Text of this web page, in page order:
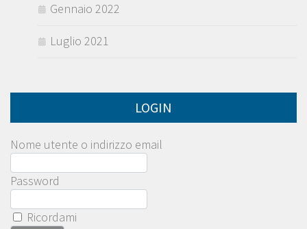
Gennaio 2022
Luglio 2021
LOGIN
Nome utente o indirizzo email
Password
Ricordami